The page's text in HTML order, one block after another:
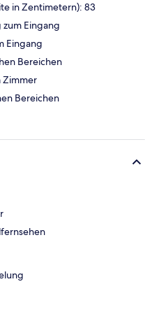
in Zentimetern): 83
Eingang
Eingang
Bereichen
Zimmer
Bereichen